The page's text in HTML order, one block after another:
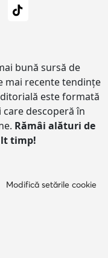
bună sursă de
mai recente tendințe
este formată
descoperă în
Rămâi alături de
timp!
Modifică setările cookie